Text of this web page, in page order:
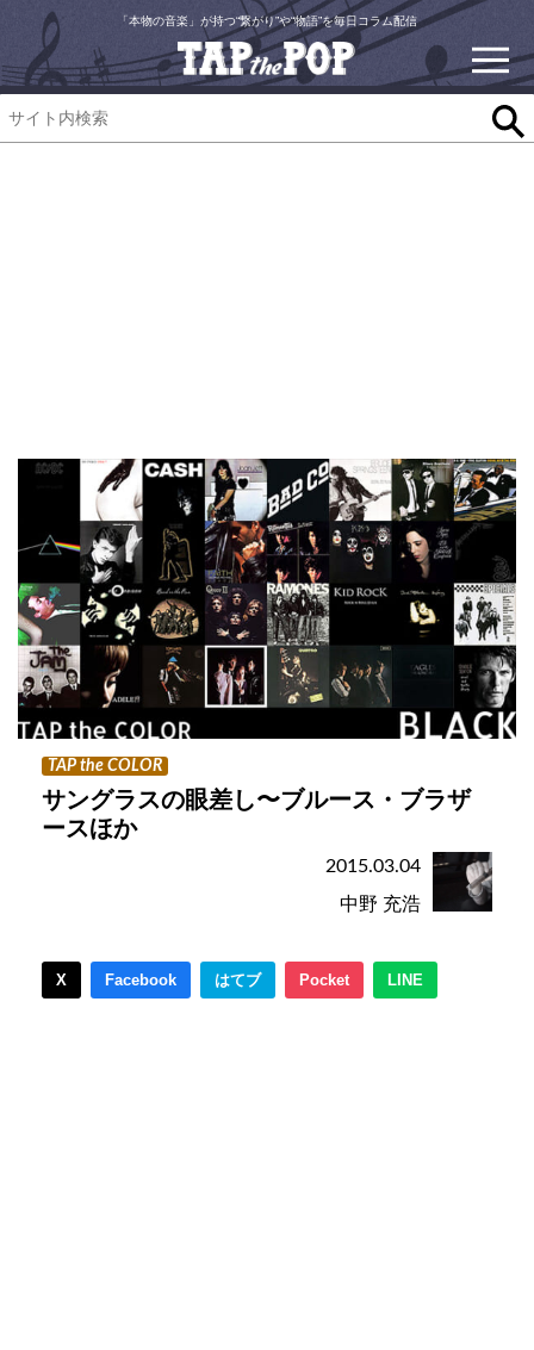
「本物の音楽」が持つ“繋がり”や“物語”を毎日コラム配信
TAP the COLOR
サングラスの眼差し〜ブルース・ブラザ
ースほか
2015.03.04
中野 充浩
X Facebook はてブ Pocket LINE